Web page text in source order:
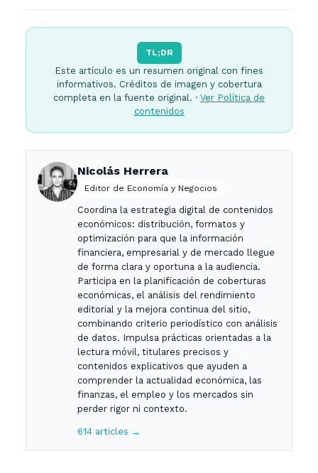
TL;DR
Este artículo es un resumen original con fines
informativos. Créditos de imagen y cobertura
completa en la fuente original. · Ver Política de
contenidos
Nicolás Herrera
Editor de Economía y Negocios
Coordina la estrategia digital de contenidos
económicos: distribución, formatos y
optimización para que la información
financiera, empresarial y de mercado llegue
de forma clara y oportuna a la audiencia.
Participa en la planificación de coberturas
económicas, el análisis del rendimiento
editorial y la mejora continua del sitio,
combinando criterio periodístico con análisis
de datos. Impulsa prácticas orientadas a la
lectura móvil, titulares precisos y
contenidos explicativos que ayuden a
comprender la actualidad económica, las
finanzas, el empleo y los mercados sin
perder rigor ni contexto.
614 articles →